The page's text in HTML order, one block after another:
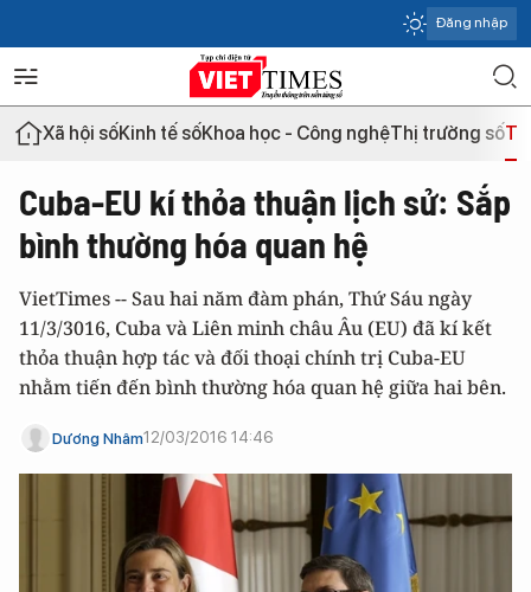
Đăng nhập
Xã hội sốKinh tế sốKhoa học - Công nghệThị trường số
Cuba-EU kí thỏa thuận lịch sử: Sắp
bình thường hóa quan hệ
VietTimes -- Sau hai năm đàm phán, Thứ Sáu ngày
11/3/3016, Cuba và Liên minh châu Âu (EU) đã kí kết
thỏa thuận hợp tác và đối thoại chính trị Cuba-EU
nhằm tiến đến bình thường hóa quan hệ giữa hai bên.
Dương Nhâm12/03/2016 14:46